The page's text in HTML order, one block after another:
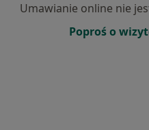
Umawianie online nie
Poproś o